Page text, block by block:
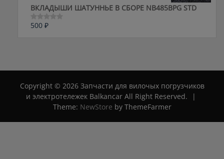
ВКЛАДЫШИ ШАТУННЬЕ В СБОРЕ NB485BPG STD
Оценка
500 ₽
Copyright © 2026 Запчасти для вилочых погрузчиков
и электротележек Balkancar All Right Reserved.
|
Theme: NewStore by ThemeFarmer